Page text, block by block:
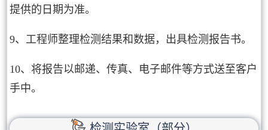
提供的日期为准。
9、工程师整理检测结果和数据，出具检测报告书。
10、将报告以邮递、传真、电子邮件等方式送至客户
手中。